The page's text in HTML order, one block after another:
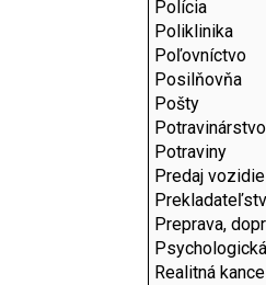
Polícia
Poliklinika
Poľovníctvo
Posilňovňa
Pošty
Potravinárstvo
Potraviny
Predaj
Preprava,
Realitná